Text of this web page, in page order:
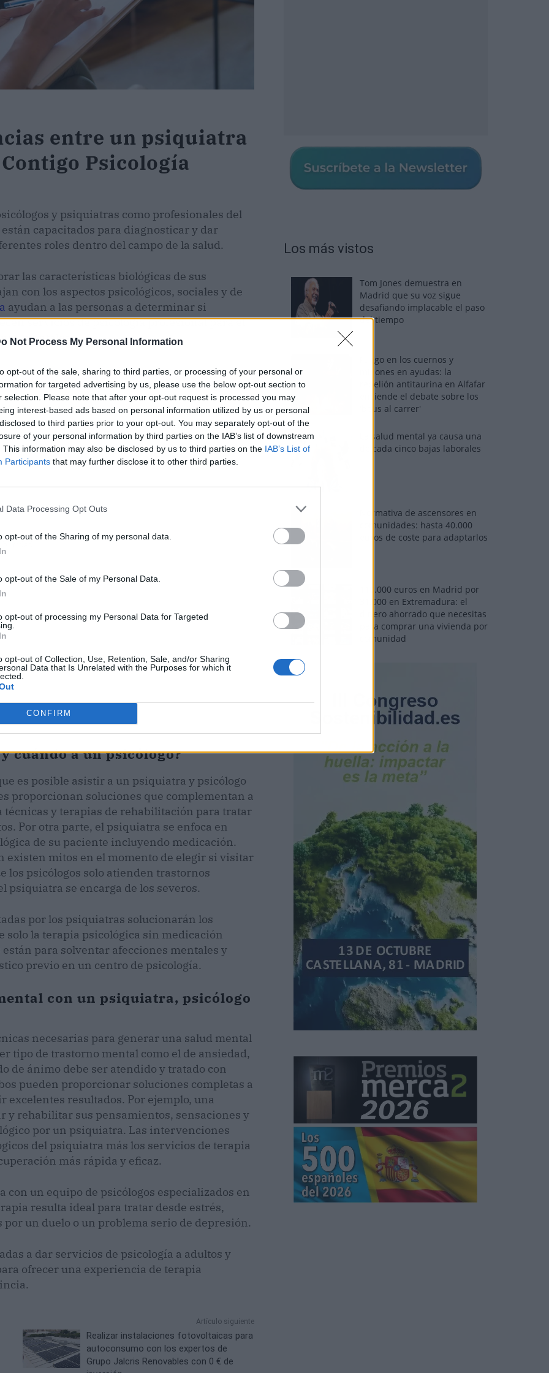
Not Process My Personal Information
opt-out of the sale, sharing to third parties, or processing of your personal or
for targeted advertising by us, please use the below opt-out section to
selection. Please note that after your opt-out request is processed you may
interest-based ads based on personal information utilized by us or personal
to third parties prior to your opt-out. You may separately opt-out of the
of your personal information by third parties on the IAB’s list of downstream
This information may also be disclosed by us to third parties on the IAB’s List of
Participants that may further disclose it to other third parties.
Data Processing Opt Outs
opt-out of the Sharing of my personal data.
opt-out of the Sale of my Personal Data.
opt-out of processing my Personal Data for Targeted
opt-out of Collection, Use, Retention, Sale, and/or Sharing
Data that Is Unrelated with the Purposes for which it
CONFIRM
entre un psiquiatra
Psicología
y psiquiatras como profesionales del
capacitados para diagnosticar y dar
roles dentro del campo de la salud.
las características biológicas de sus
con los aspectos psicológicos, sociales y de
ayudan a las personas a determinar si
servicios de psicología profesional para el
mentales.
cuándo a un psicólogo?
es posible asistir a un psiquiatra y psicólogo
proporcionan soluciones que complementan a
técnicas y terapias de rehabilitación para tratar
Por otra parte, el psiquiatra se enfoca en
de su paciente incluyendo medicación.
existen mitos en el momento de elegir si visitar
los psicólogos solo atienden trastornos
psiquiatra se encarga de los severos.
por los psiquiatras solucionarán los
solo la terapia psicológica sin medicación
para solventar afecciones mentales y
previo en un centro de psicología.
con un psiquiatra, psicólogo
necesarias para generar una salud mental
tipo de trastorno mental como el de ansiedad,
de ánimo debe ser atendido y tratado con
pueden proporcionar soluciones completas a
resultados. Por ejemplo, una
y rehabilitar sus pensamientos, sensaciones y
por un psiquiatra. Las intervenciones
del psiquiatra más los servicios de terapia
más rápida y eficaz.
un equipo de psicólogos especializados en
resulta ideal para tratar desde estrés,
un duelo o un problema serio de depresión.
a dar servicios de psicología a adultos y
ofrecer una experiencia de terapia
Artículo siguiente
Realizar instalaciones fotovoltaicas para
autoconsumo con los expertos de
Grupo Jalcris Renovables con 0 € de
Los más vistos
Tom Jones demuestra en
Madrid que su voz sigue
desafiando implacable el paso
del tiempo
Fuego en los cuernos y
millones en ayudas: la
rebelión antitaurina en Alfafar
enciende el debate sobre los
'bous al carrer'
La salud mental ya causa una
de cada cinco bajas laborales
Normativa de ascensores en
comunidades: hasta 40.000
euros de coste para adaptarlos
110.000 euros en Madrid por
31.000 en Extremadura: el
dinero ahorrado que necesitas
para comprar una vivienda por
comunidad